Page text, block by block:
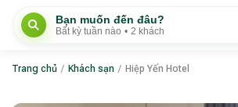
Bạn muốn đến đâu?
Bất kỳ tuần nào • 2 khách
Trang chủ / Khách sạn / Hiệp Yến Hotel